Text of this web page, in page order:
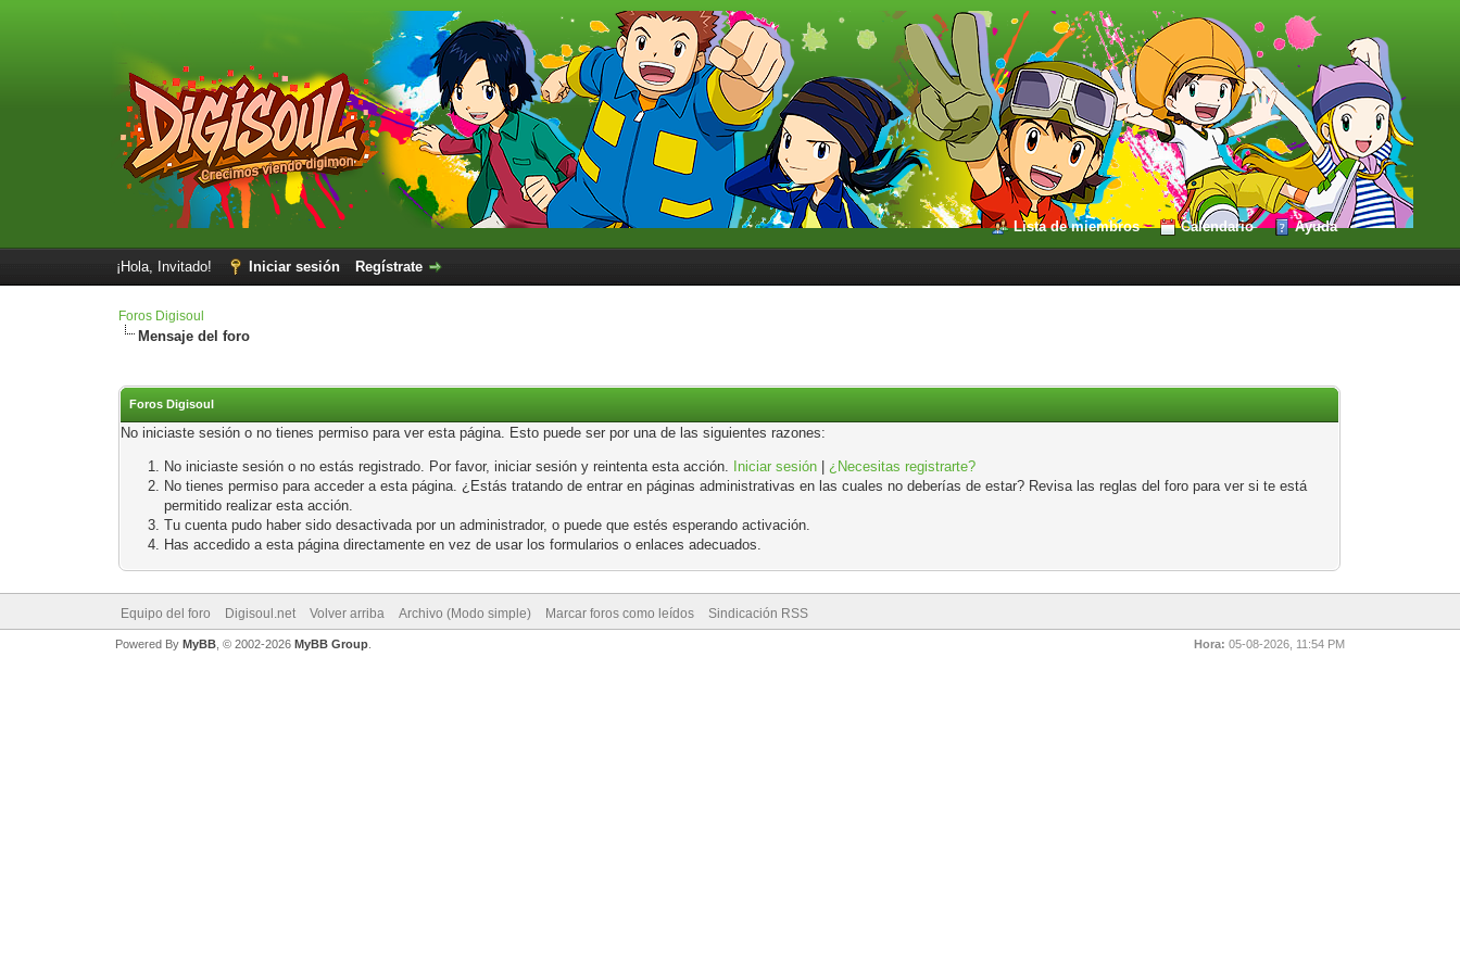
Lista de miembros Calendario Ayuda
¡Hola, Invitado! Iniciar sesión Regístrate
Foros Digisoul
Mensaje del foro
Foros Digisoul
No iniciaste sesión o no tienes permiso para ver esta página. Esto puede ser por una de las siguientes razones:
No iniciaste sesión o no estás registrado. Por favor, iniciar sesión y reintenta esta acción. Iniciar sesión |¿Necesitas registrarte?
No tienes permiso para acceder a esta página. ¿Estás tratando de entrar en páginas administrativas en las cuales no deberías de estar? Revisa las reglas del foro para ver si te está
permitido realizar esta acción.
Tu cuenta pudo haber sido desactivada por un administrador, o puede que estés esperando activación.
Has accedido a esta página directamente en vez de usar los formularios o enlaces adecuados.
Equipo del foro Digisoul.net Volver arriba Archivo (Modo simple) Marcar foros como leídos Sindicación RSS
Hora: 05-08-2026, 11:54 PM
Powered By MyBB, © 2002-2026 MyBB Group.